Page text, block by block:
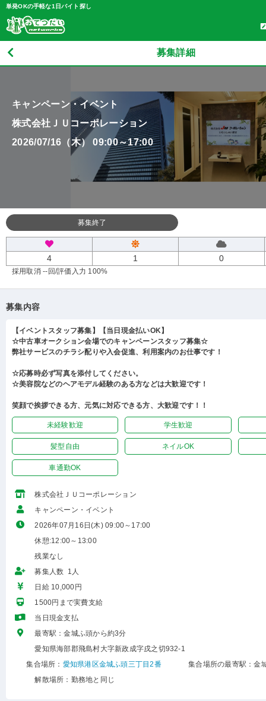
単発OKの手軽な1日バイト探し
募集詳細
キャンペーン・イベント
株式会社ＪＵコーポレーション
2026/07/16（木） 09:00～17:00
募集終了
4 1 0
採用取消 --回/評価入力 100%
募集内容
【イベントスタッフ募集】【当日現金払いOK】
☆中古車オークション会場でのキャンペーンスタッフ募集☆
弊社サービスのチラシ配りや入会促進、利用案内のお仕事です！
☆応募時必ず写真を添付してください。
☆美容院などのヘアモデル経験のある方などは大歓迎です！
笑顔で挨拶できる方、元気に対応できる方、大歓迎です！！
未経験歓迎 学生歓迎
髪型自由 ネイルOK
車通勤OK
株式会社ＪＵコーポレーション
キャンペーン・イベント
2026年07月16日(木) 09:00～17:00
休憩:12:00～13:00
残業なし
募集人数 1人
日給 10,000円
1500円まで実費支給
当日現金支払
最寄駅：金城ふ頭から約3分
愛知県海部郡飛島村大字新政成字戌之切932-1
集合場所： 愛知県港区金城ふ頭三丁目2番
集合場所の最寄駅：金
解散場所：勤務地と同じ